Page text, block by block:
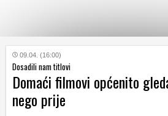
KATEGORIJE
HRVATSKI
WEB
09.04. (16:00)
Dosadili nam titlovi
Domaći filmovi općenito
nego prije